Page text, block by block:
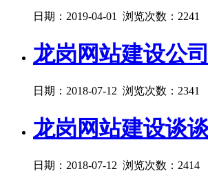
日期：2019-04-01 浏览次数：2241
龙岗网站建设公
日期：2018-07-12 浏览次数：2341
龙岗网站建设谈
日期：2018-07-12 浏览次数：2414